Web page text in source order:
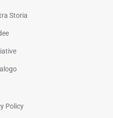
Storia
Policy